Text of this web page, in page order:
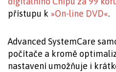
přístupu k »On-line DVD«.
Advanced SystemCare
počítače a kromě
nastavení umožňuje i